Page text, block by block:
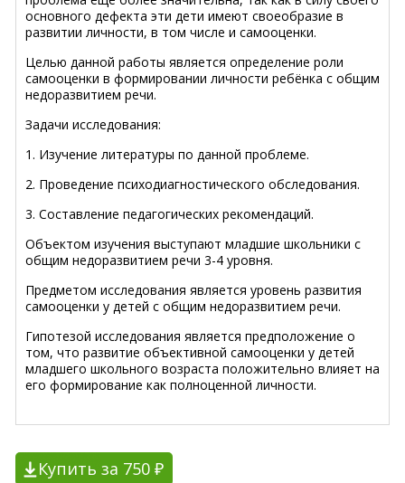
основного дефекта эти дети имеют своеобразие в
развитии личности, в том числе и самооценки.
Целью данной работы является определение роли
самооценки в формировании личности ребёнка с общим
недоразвитием речи.
Задачи исследования:
1. Изучение литературы по данной проблеме.
2. Проведение психодиагностического обследования.
3. Составление педагогических рекомендаций.
Объектом изучения выступают младшие школьники с
общим недоразвитием речи 3-4 уровня.
Предметом исследования является уровень развития
самооценки у детей с общим недоразвитием речи.
Гипотезой исследования является предположение о
том, что развитие объективной самооценки у детей
младшего школьного возраста положительно влияет на
его формирование как полноценной личности.
Купить за 750 ₽